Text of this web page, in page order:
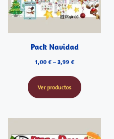
Pack Navidad
1,00 €– 3,99 €
Ver productos